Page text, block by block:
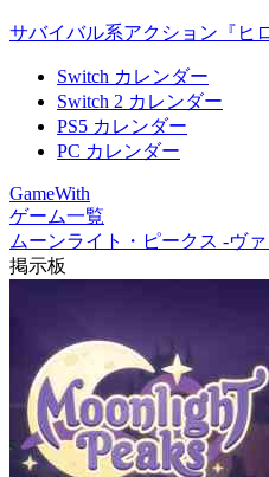
サバイバル系アクション『ヒ
Switch カレンダー
Switch 2 カレンダー
PS5 カレンダー
PC カレンダー
GameWith
ゲーム一覧
ムーンライト・ピークス -ヴ
掲示板